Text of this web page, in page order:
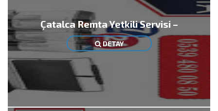
Çatalca Remta Yetkili Servisi –
DETAY